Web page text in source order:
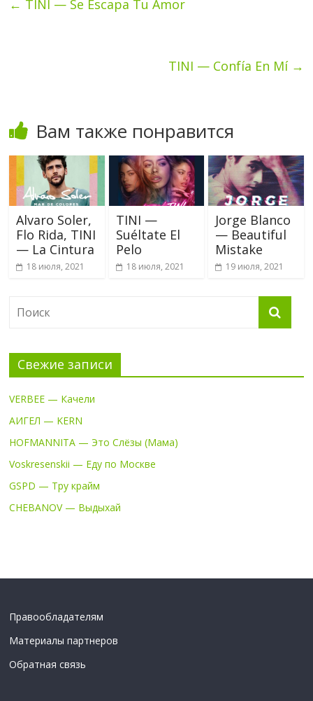
← TINI — Se Escapa Tu Amor
TINI — Confía En Mí →
Вам также понравится
Alvaro Soler,
Flo Rida, TINI
— La Cintura
18 июля, 2021
TINI —
Suéltate El
Pelo
18 июля, 2021
Jorge Blanco
— Beautiful
Mistake
19 июля, 2021
Свежие записи
VERBEE — Качели
АИГЕЛ — KERN
HOFMANNITA — Это Слёзы (Мама)
Voskresenskii — Еду по Москве
GSPD — Тру крайм
CHEBANOV — Выдыхай
Правообладателям
Материалы партнеров
Обратная связь